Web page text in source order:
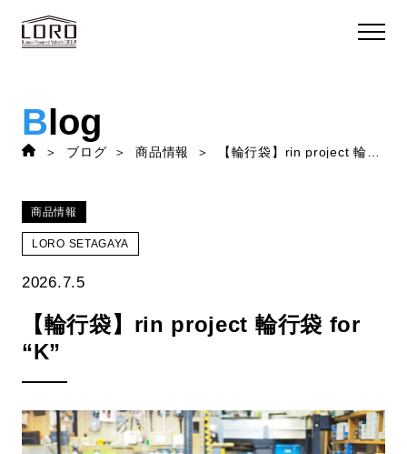
Blog
ブログ 商品情報 【輪行袋】rin project 輪行袋 for “K”
商品情報
LORO SETAGAYA
2026.7.5
【輪行袋】rin project 輪行袋 for
“K”